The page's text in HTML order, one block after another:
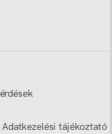
Adatkezelési tájékoztató